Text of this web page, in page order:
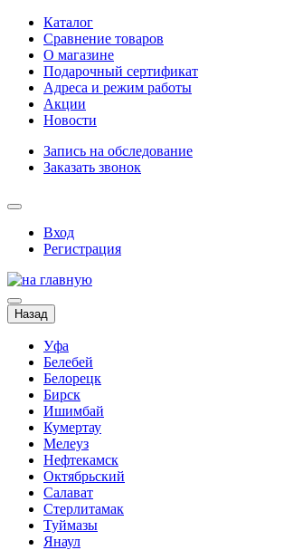
Каталог
Сравнение товаров
О магазине
Подарочный сертификат
Адреса и режим работы
Акции
Новости
Запись на обследование
Заказать звонок
Вход
Регистрация
Назад
Уфа
Белебей
Белорецк
Бирск
Ишимбай
Кумертау
Мелеуз
Нефтекамск
Октябрьский
Салават
Стерлитамак
Туймазы
Янаул